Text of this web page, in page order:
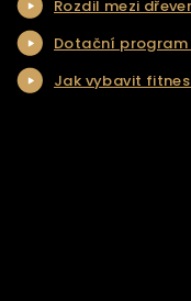
NAŠE SLUŽBY
REALIZACE
KONTAKT
Rozdil mezi
Dotační program
Jak vybavit